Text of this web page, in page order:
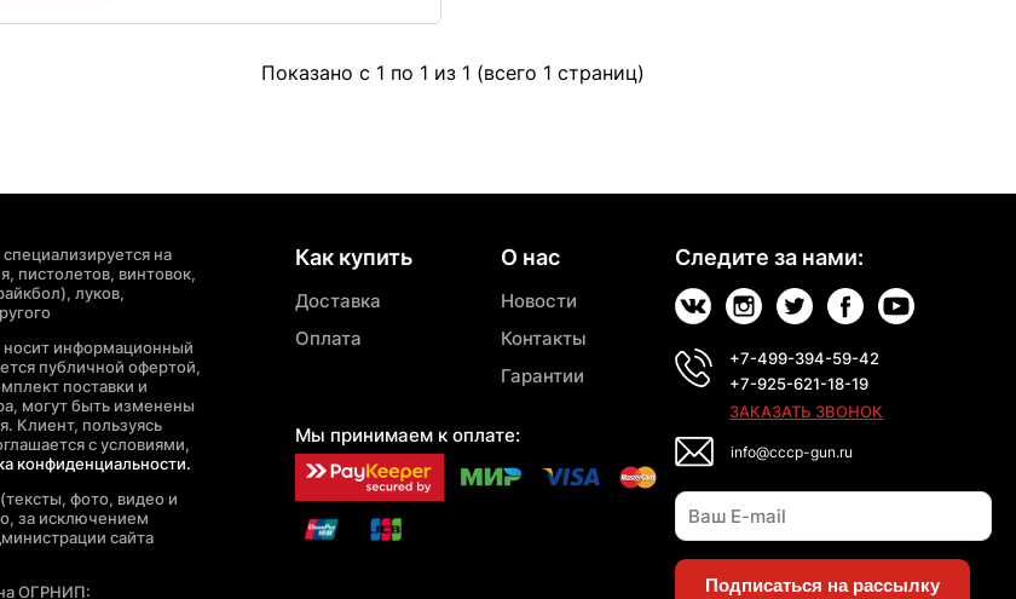
Показано с 1 по 1 из 1 (всего 1 страниц)
на
пистолетов, винтовок,
луков,
информационный
публичной офертой,
поставки и
могут быть изменены
Клиент, пользуясь
с условиями,
конфиденциальности.
фото, видео и
за исключением
сайта
ОГРНИП:
Как купить
Доставка
Оплата
Мы принимаем к оплате:
О нас
Новости
Контакты
Гарантии
Следите за нами:
+7-499-394-59-42
+7-925-621-18-19
ЗАКАЗАТЬ ЗВОНОК
info@cccp-gun.ru
Подписаться на рассылку